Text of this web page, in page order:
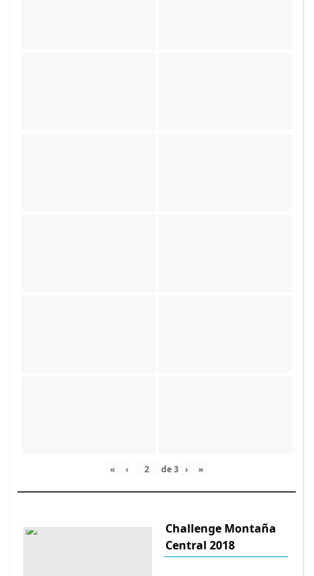
« ‹ de3 › »
Challenge Montaña
Central 2018